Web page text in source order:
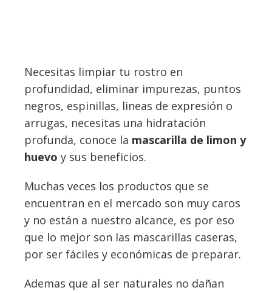
Necesitas limpiar tu rostro en
profundidad, eliminar impurezas, puntos
negros, espinillas, lineas de expresión o
arrugas, necesitas una hidratación
profunda, conoce la mascarilla de limon y
huevo y sus beneficios.
Muchas veces los productos que se
encuentran en el mercado son muy caros
y no están a nuestro alcance, es por eso
que lo mejor son las mascarillas caseras,
por ser fáciles y económicas de preparar.
Ademas que al ser naturales no dañan